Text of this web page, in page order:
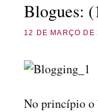
Blogues:
12 DE MARÇO DE
No princípio o